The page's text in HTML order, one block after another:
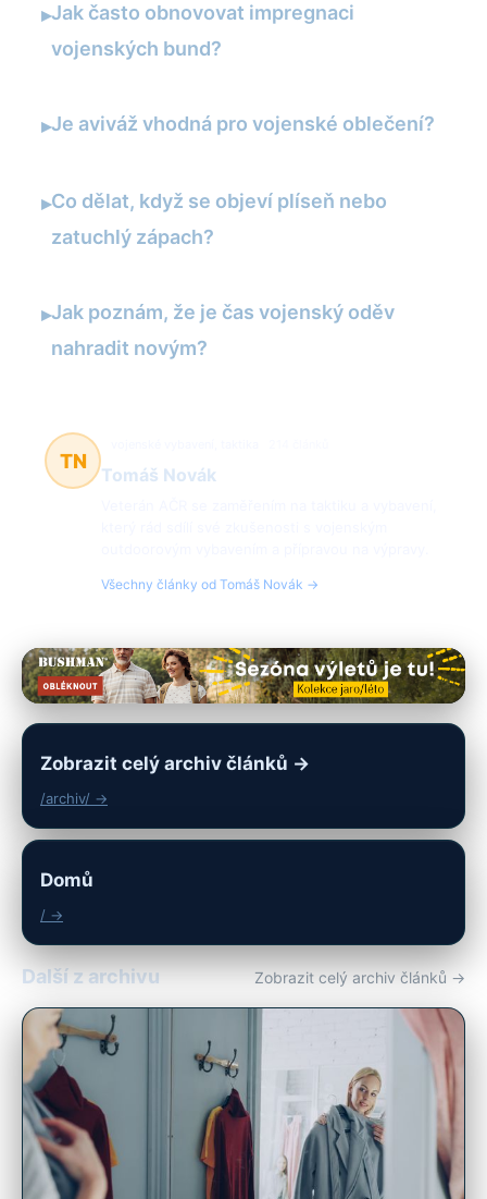
▸Jak často obnovovat impregnaci
vojenských bund?
▸Je aviváž vhodná pro vojenské oblečení?
▸Co dělat, když se objeví plíseň nebo
zatuchlý zápach?
▸Jak poznám, že je čas vojenský oděv
nahradit novým?
TN
Tomáš Novák
Všechny články od Tomáš Novák →
Zobrazit celý archiv článků →
/archiv/ →
Domů
/ →
Další z archivu Zobrazit celý archiv článků →